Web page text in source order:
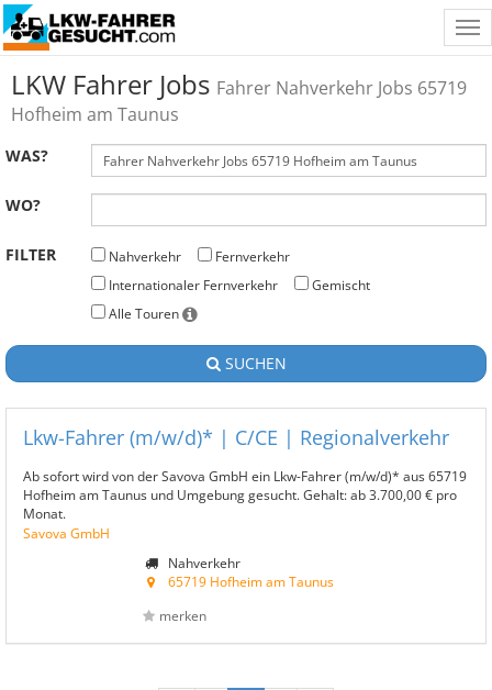
LKW Fahrer Jobs Fahrer Nahverkehr Jobs 65719
Hofheim am Taunus
WAS?
WO?
FILTER Nahverkehr
Fernverkehr
Internationaler Fernverkehr
Gemischt
Alle Touren
SUCHEN
Lkw-Fahrer (m/w/d)* | C/CE | Regionalverkehr
Ab sofort wird von der Savova GmbH ein Lkw-Fahrer (m/w/d)* aus 65719
Hofheim am Taunus und Umgebung gesucht. Gehalt: ab 3.700,00 € pro
Monat.
Savova GmbH
Nahverkehr
65719 Hofheim am Taunus
merken